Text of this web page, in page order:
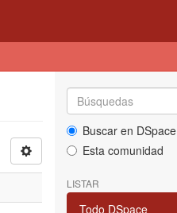
Buscar en DSpace
Esta comunidad
LISTAR
Todo DSpace